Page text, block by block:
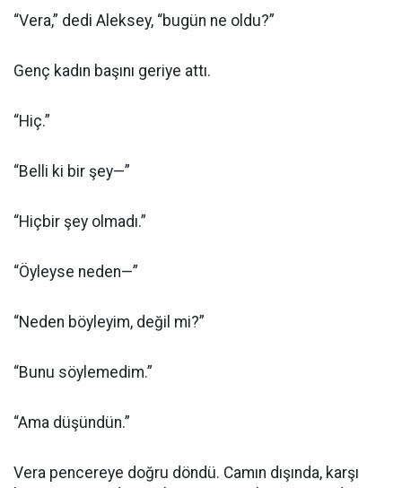
“Vera,” dedi Aleksey, “bugün ne oldu?”
Genç kadın başını geriye attı.
“Hiç.”
“Belli ki bir şey—”
“Hiçbir şey olmadı.”
“Öyleyse neden—”
“Neden böyleyim, değil mi?”
“Bunu söylemedim.”
“Ama düşündün.”
Vera pencereye doğru döndü. Camın dışında, karşı